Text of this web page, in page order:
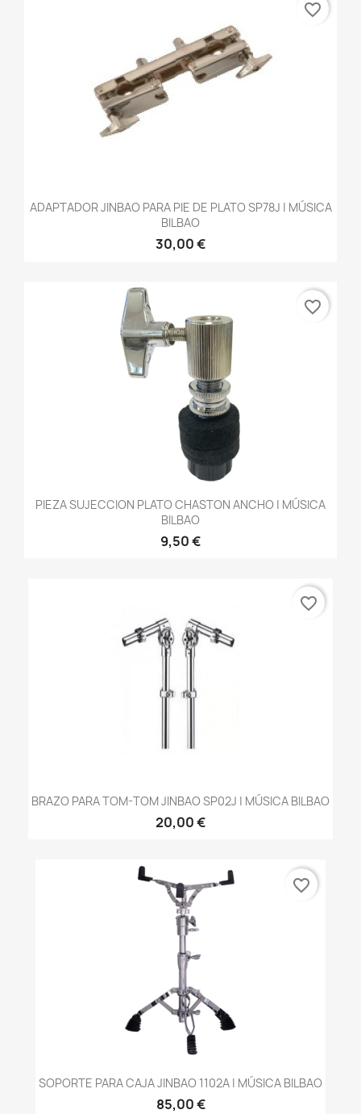
ADAPTADOR JINBAO PARA PIE DE PLATO SP78J | MÚSICA
BILBAO
30,00 €
favorite_border
PIEZA SUJECCION PLATO CHASTON ANCHO | MÚSICA
BILBAO
9,50 €
favorite_border
BRAZO PARA TOM-TOM JINBAO SP02J | MÚSICA BILBAO
20,00 €
favorite_border
SOPORTE PARA CAJA JINBAO 1102A | MÚSICA BILBAO
85,00 €
favorite_border